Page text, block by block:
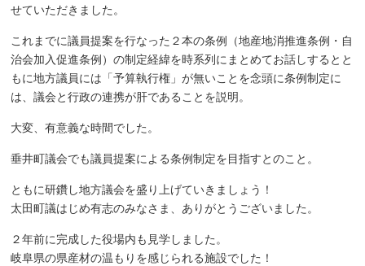
せていただきました。
これまでに議員提案を行なった２本の条例（地産地消推進条例・自
治会加入促進条例）の制定経緯を時系列にまとめてお話しするとと
もに地方議員には「予算執行権」が無いことを念頭に条例制定に
は、議会と行政の連携が肝であることを説明。
大変、有意義な時間でした。
垂井町議会でも議員提案による条例制定を目指すとのこと。
ともに研鑽し地方議会を盛り上げていきましょう！
太田町議はじめ有志のみなさま、ありがとうございました。
２年前に完成した役場内も見学しました。
岐阜県の県産材の温もりを感じられる施設でした！